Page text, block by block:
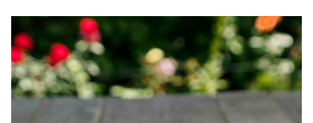
dietetice. Idei retete dietetice. 100 Retete mancare
pentru dieta.